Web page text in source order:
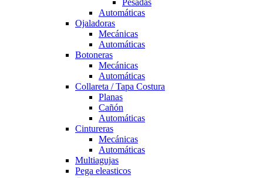
Pesadas
Automáticas
Ojaladoras
Mecánicas
Automáticas
Botoneras
Mecánicas
Automáticas
Collareta / Tapa Costura
Planas
Cañón
Automáticas
Cintureras
Mecánicas
Automáticas
Multiagujas
Pega eleasticos